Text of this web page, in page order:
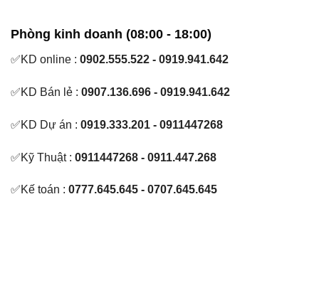
Phòng kinh doanh (08:00 - 18:00)
✅KD online : 0902.555.522 - 0919.941.642
✅KD Bán lẻ : 0907.136.696 - 0919.941.642
✅KD Dự án : 0919.333.201 - 0911447268
✅Kỹ Thuật : 0911447268 - 0911.447.268
✅Kế toán : 0777.645.645 - 0707.645.645